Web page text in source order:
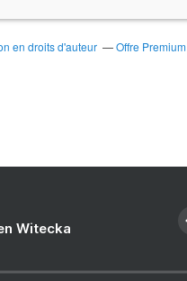
en droits d'auteur Offre Premium
Witecka